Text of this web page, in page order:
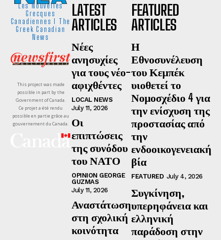
Les Nouvelles
Grecques
Canadiennes I The
Greek Canadian
News
This project was made
possible in part by the
Government of Canada.
Ce projet a été rendu
possible en partie grâce au
gouvernement du Canada.
LATEST
ARTICLES
Νέες
ανησυχίες
για τους νέο-
αφιχθέντες
LOCAL NEWS
July 11, 2026
Οι
επιπτώσεις
της συνόδου
του ΝΑΤΟ
OPINION GEORGE
GUZMAS
July 11, 2026
Αναστάτωση
στη σχολική
κοινότητα
FEATURED
ARTICLES
Η
Εθνοσυνέλευση
του Κεμπέκ
υιοθετεί το
Νομοσχέδιο 4 για
την ενίσχυση της
προστασίας από
την
ενδοοικογενειακή
βία
FEATURED July 4, 2026
Συγκίνηση,
υπερηφάνεια και
ελληνική
παράδοση στην